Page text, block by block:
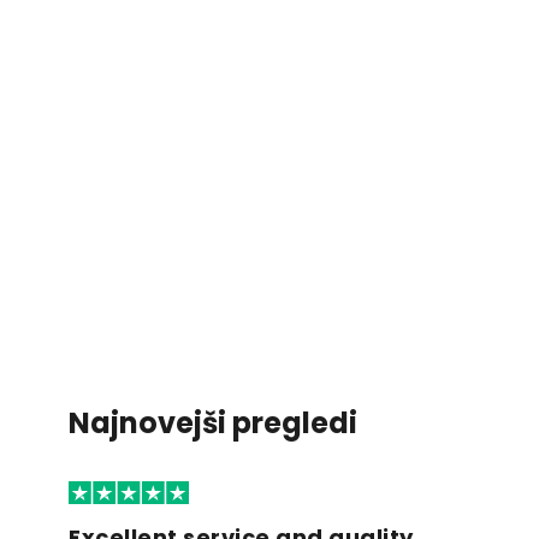
Najnovejši pregledi